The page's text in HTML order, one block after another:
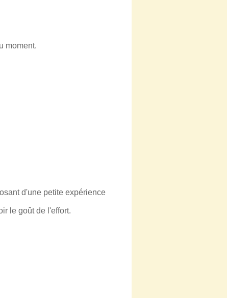
moment.
d'une petite expérience
le goût de l'effort.